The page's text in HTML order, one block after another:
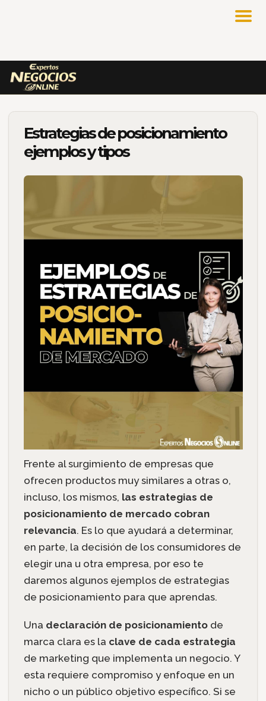
Estrategias de posicionamiento
ejemplos y tipos
Frente al surgimiento de empresas que
ofrecen productos muy similares a otras o,
incluso, los mismos, las estrategias de
posicionamiento de mercado cobran
relevancia. Es lo que ayudará a determinar,
en parte, la decisión de los consumidores de
elegir una u otra empresa, por eso te
daremos algunos ejemplos de estrategias
de posicionamiento para que aprendas.
Una declaración de posicionamientode
marca clara es la clave de cada estrategia
de marketing que implementa un negocio. Y
esta requiere compromiso y enfoque en un
nicho o un público objetivo específico. Si se